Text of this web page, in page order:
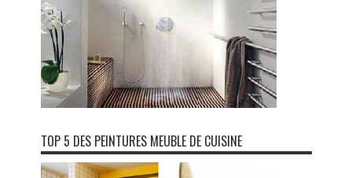
TOP 5 DES PEINTURES MEUBLE DE CUISINE